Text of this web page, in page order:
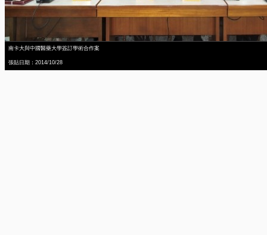
南卡大與中國醫藥大學簽訂學術合作案
張貼日期：2014/10/28